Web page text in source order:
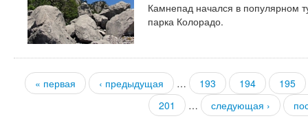
Камнепад начался в популярном
парка Колорадо.
Страницы
« первая ‹ предыдущая … 193 194
195
201
… следующая ›